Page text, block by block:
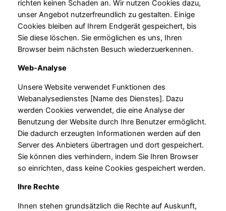
richten keinen Schaden an. Wir nutzen Cookies dazu,
unser Angebot nutzerfreundlich zu gestalten. Einige
Cookies bleiben auf Ihrem Endgerät gespeichert, bis
Sie diese löschen. Sie ermöglichen es uns, Ihren
Browser beim nächsten Besuch wiederzuerkennen.
Web-Analyse
Unsere Website verwendet Funktionen des
Webanalysedienstes [Name des Dienstes]. Dazu
werden Cookies verwendet, die eine Analyse der
Benutzung der Website durch Ihre Benutzer ermöglicht.
Die dadurch erzeugten Informationen werden auf den
Server des Anbieters übertragen und dort gespeichert.
Sie können dies verhindern, indem Sie Ihren Browser
so einrichten, dass keine Cookies gespeichert werden.
Ihre Rechte
Ihnen stehen grundsätzlich die Rechte auf Auskunft,